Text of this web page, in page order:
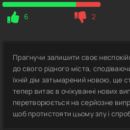
6 2
Прагнучи залишити своє
до свого рідного міста,
їхній дім затьмарений новою, ще
тепер витає в очікуванні нових
перетворюється на серйозне
щоб протистояти цьому злу і